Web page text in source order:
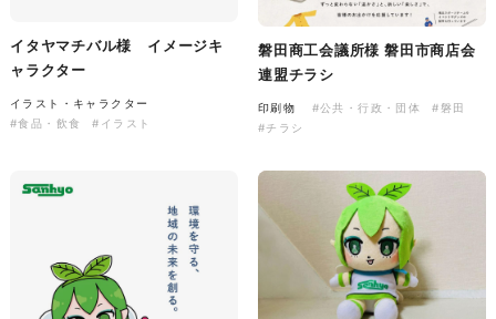
#産業廃棄物処理業
#イラスト
#エコ・環境
んぬいぐるみ
#ぬいぐるみ
イタヤマチバル様 イメージキ
ャラクター
イラスト・キャラクター
#食品・飲食
#イラスト
磐田商工会議所様 磐田市商店会
連盟チラシ
印刷物 #公共・行政・団体
#磐田
#チラシ